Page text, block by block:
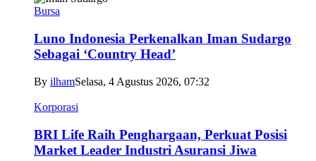
Bursa
Luno Indonesia Perkenalkan Iman Sudargo
Sebagai ‘Country Head’
By ilhamSelasa, 4 Agustus 2026, 07:32
Korporasi
BRI Life Raih Penghargaan, Perkuat Posisi
Market Leader Industri Asuransi Jiwa